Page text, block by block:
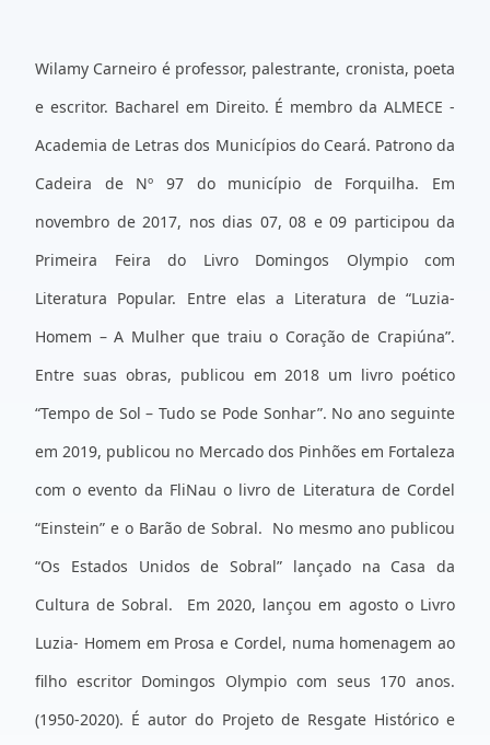
Wilamy Carneiro é professor, palestrante, cronista, poeta
e escritor. Bacharel em Direito. É membro da ALMECE -
Academia de Letras dos Municípios do Ceará. Patrono da
Cadeira de Nº 97 do município de Forquilha. Em
novembro de 2017, nos dias 07, 08 e 09 participou da
Primeira Feira do Livro Domingos Olympio com
Literatura Popular. Entre elas a Literatura de “Luzia-
Homem – A Mulher que traiu o Coração de Crapiúna”.
Entre suas obras, publicou em 2018 um livro poético
“Tempo de Sol – Tudo se Pode Sonhar”. No ano seguinte
em 2019, publicou no Mercado dos Pinhões em Fortaleza
com o evento da FliNau o livro de Literatura de Cordel
“Einstein” e o Barão de Sobral. No mesmo ano publicou
“Os Estados Unidos de Sobral” lançado na Casa da
Cultura de Sobral. Em 2020, lançou em agosto o Livro
Luzia- Homem em Prosa e Cordel, numa homenagem ao
filho escritor Domingos Olympio com seus 170 anos.
(1950-2020). É autor do Projeto de Resgate Histórico e